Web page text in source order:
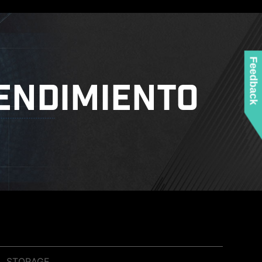
Feedback